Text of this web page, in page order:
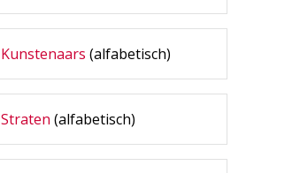
Kunstenaars (alfabetisch)
Straten (alfabetisch)